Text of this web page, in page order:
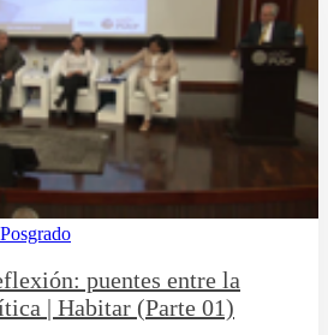
puentes entre la
| Habitar (Parte 01)